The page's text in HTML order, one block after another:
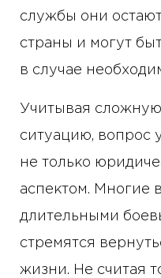
службы они
страны и могут
в случае
Учитывая
ситуацию, вопрос
не только
аспектом. Многие
длительными
стремятся
жизни. Не считая